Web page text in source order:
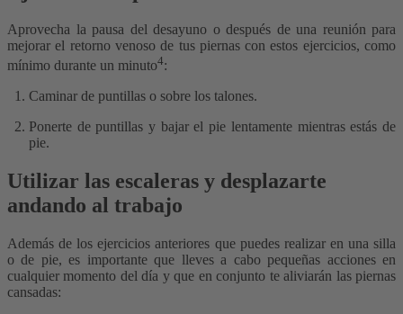
Aprovecha la pausa del desayuno o después de una reunión para
mejorar el retorno venoso de tus piernas con estos ejercicios, como
mínimo durante un minuto4:
Caminar de puntillas o sobre los talones.
Ponerte de puntillas y bajar el pie lentamente mientras estás de
pie.
Utilizar las escaleras y desplazarte
andando al trabajo
Además de los ejercicios anteriores que puedes realizar en una silla
o de pie, es importante que lleves a cabo pequeñas acciones en
cualquier momento del día y que en conjunto te aliviarán las piernas
cansadas: